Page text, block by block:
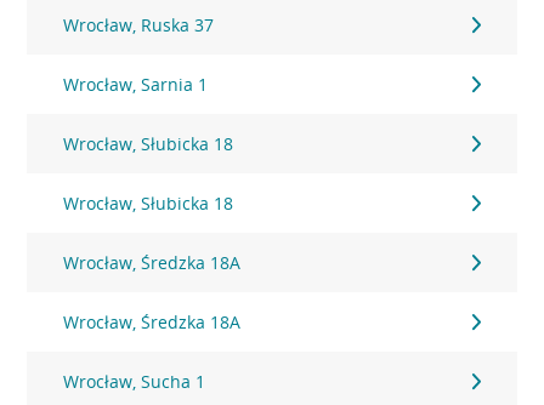
Wrocław, Ruska 37
Wrocław, Sarnia 1
Wrocław, Słubicka 18
Wrocław, Słubicka 18
Wrocław, Średzka 18A
Wrocław, Średzka 18A
Wrocław, Sucha 1